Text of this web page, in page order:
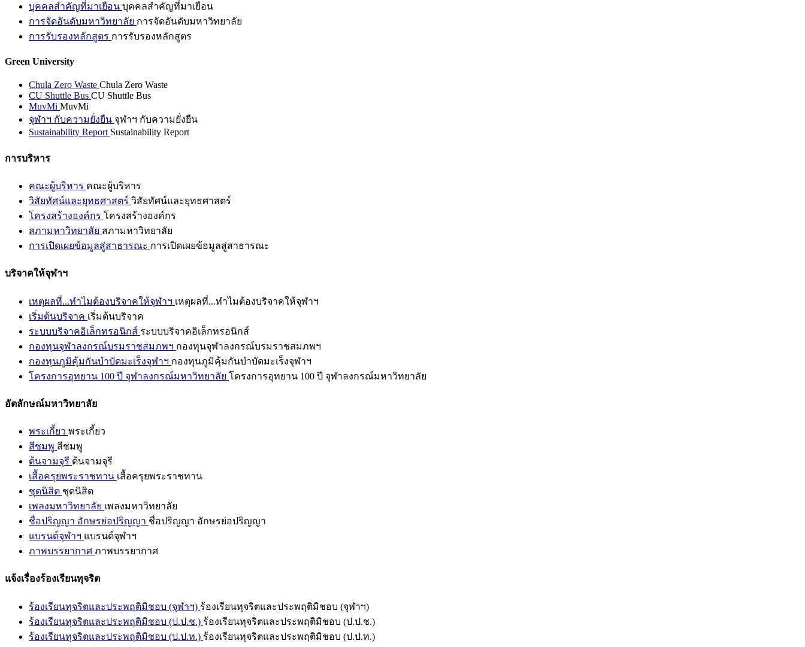
บุคคลสำคัญที่มาเยือน บุคคลสำคัญที่มาเยือน
การจัดอันดับมหาวิทยาลัย การจัดอันดับมหาวิทยาลัย
การรับรองหลักสูตร การรับรองหลักสูตร
Green University
Chula Zero Waste Chula Zero Waste
CU Shuttle Bus CU Shuttle Bus
MuvMi MuvMi
จุฬาฯ กับความยั่งยืน จุฬาฯ กับความยั่งยืน
Sustainability Report Sustainability Report
การบริหาร
คณะผู้บริหาร คณะผู้บริหาร
วิสัยทัศน์และยุทธศาสตร์ วิสัยทัศน์และยุทธศาสตร์
โครงสร้างองค์กร โครงสร้างองค์กร
สภามหาวิทยาลัย สภามหาวิทยาลัย
การเปิดเผยข้อมูลสู่สาธารณะ การเปิดเผยข้อมูลสู่สาธารณะ
บริจาคให้จุฬาฯ
เหตุผลที่...ทำไมต้องบริจาคให้จุฬาฯ เหตุผลที่...ทำไมต้องบริจาคให้จุฬาฯ
เริ่มต้นบริจาค เริ่มต้นบริจาค
ระบบบริจาคอิเล็กทรอนิกส์ ระบบบริจาคอิเล็กทรอนิกส์
กองทุนจุฬาลงกรณ์บรมราชสมภพฯ กองทุนจุฬาลงกรณ์บรมราชสมภพฯ
กองทุนภูมิคุ้มกันบำบัดมะเร็งจุฬาฯ กองทุนภูมิคุ้มกันบำบัดมะเร็งจุฬาฯ
โครงการอุทยาน 100 ปี จุฬาลงกรณ์มหาวิทยาลัย โครงการอุทยาน 100 ปี จุฬาลงกรณ์มหาวิทยาลัย
อัตลักษณ์มหาวิทยาลัย
พระเกี้ยว พระเกี้ยว
สีชมพู สีชมพู
ต้นจามจุรี ต้นจามจุรี
เสื้อครุยพระราชทาน เสื้อครุยพระราชทาน
ชุดนิสิต ชุดนิสิต
เพลงมหาวิทยาลัย เพลงมหาวิทยาลัย
ชื่อปริญญา อักษรย่อปริญญา ชื่อปริญญา อักษรย่อปริญญา
แบรนด์จุฬาฯ แบรนด์จุฬาฯ
ภาพบรรยากาศ ภาพบรรยากาศ
แจ้งเรื่องร้องเรียนทุจริต
ร้องเรียนทุจริตและประพฤติมิชอบ (จุฬาฯ) ร้องเรียนทุจริตและประพฤติมิชอบ (จุฬาฯ)
ร้องเรียนทุจริตและประพฤติมิชอบ (ป.ป.ช.) ร้องเรียนทุจริตและประพฤติมิชอบ (ป.ป.ช.)
ร้องเรียนทุจริตและประพฤติมิชอบ (ป.ป.ท.) ร้องเรียนทุจริตและประพฤติมิชอบ (ป.ป.ท.)